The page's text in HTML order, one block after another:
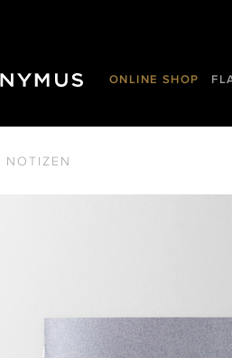
ONLINE SHOP
NOTIZEN